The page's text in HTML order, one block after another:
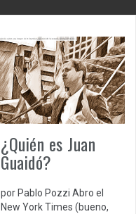
¿Quién es Juan
Guaidó?
por Pablo Pozzi Abro el
New York Times (bueno,